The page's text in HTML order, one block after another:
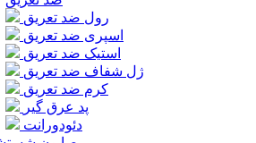
رول ضد تعریق
اسپری ضد تعریق
استیک ضد تعریق
ژل شفاف ضد تعریق
کرم ضد تعریق
پد عرق گیر
دئودورانت